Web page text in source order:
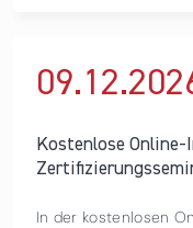
09.12.
Kostenlose
In der kostenlosen